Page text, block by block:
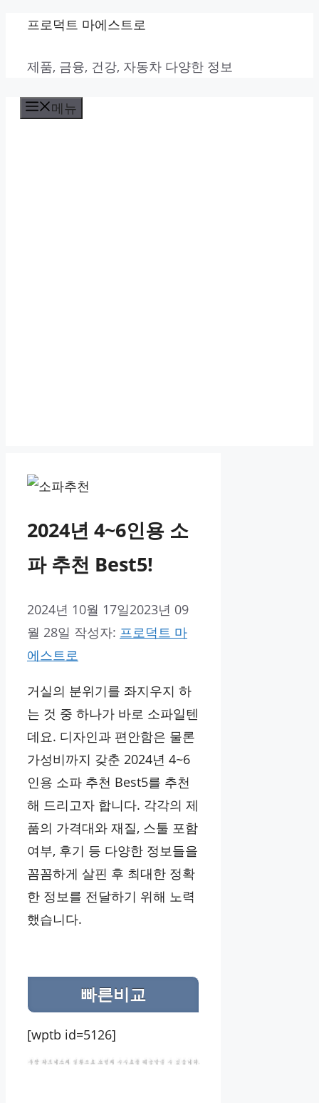
프로덕트 마에스트로
제품, 금융, 건강, 자동차 다양한 정보
메뉴
2024년 4~6인용 소
파 추천 Best5!
2024년 10월 17일2023년 09
월 28일 작성자: 프로덕트 마
에스트로
거실의 분위기를 좌지우지 하
는 것 중 하나가 바로 소파일텐
데요. 디자인과 편안함은 물론
가성비까지 갖춘 2024년 4~6
인용 소파 추천 Best5를 추천
해 드리고자 합니다. 각각의 제
품의 가격대와 재질, 스툴 포함
여부, 후기 등 다양한 정보들을
꼼꼼하게 살핀 후 최대한 정확
한 정보를 전달하기 위해 노력
했습니다.
빠른비교
[wptb id=5126]